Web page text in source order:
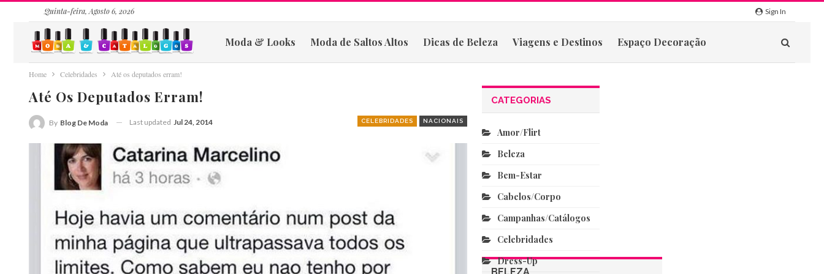
Quinta-feira, Agosto 6, 2026 Sign In
Moda & Looks Moda de Saltos Altos Dicas de Beleza Viagens e Destinos Espaço Decoração
Home Celebridades Até os deputados erram!
Até Os Deputados Erram!
CELEBRIDADES NACIONAIS
By Blog De Moda Last updated Jul 24, 2014
CATEGORIAS
Amor/flirt
Beleza
Bem-Estar
Cabelos/corpo
Campanhas/catálogos
Celebridades
Dress-Up